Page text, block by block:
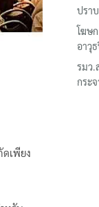
เพียง
ปรา
โฆษ
อาวุ
รมว.
กระ